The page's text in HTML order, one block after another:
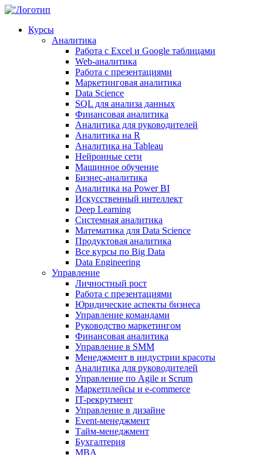
Курсы
Аналитика
Работа с Excel и Google таблицами
Web-аналитика
Работа с презентациями
Маркетинговая аналитика
Data Science
SQL для анализа данных
Финансовая аналитика
Аналитика для руководителей
Аналитика на R
Аналитика на Tableau
Нейронные сети
Машинное обучение
Бизнес-аналитика
Аналитика на Power BI
Искусственный интеллект
Deep Learning
Системная аналитика
Математика для Data Science
Продуктовая аналитика
Все курсы по Big Data
Data Engineering
Управление
Личностный рост
Работа с презентациями
Юридические аспекты бизнеса
Управление командами
Руководство маркетингом
Финансовая аналитика
Управление в SMM
Менеджмент в индустрии красоты
Аналитика для руководителей
Управление по Agile и Scrum
Маркетплейсы и e-commerce
IT-рекрутмент
Управление в дизайне
Event-менеджмент
Тайм-менеджмент
Бухгалтерия
MBA